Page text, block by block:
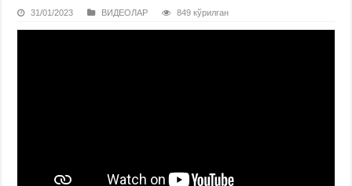
31/01/2023 ВИДЕОЛАР 849 кўрилган